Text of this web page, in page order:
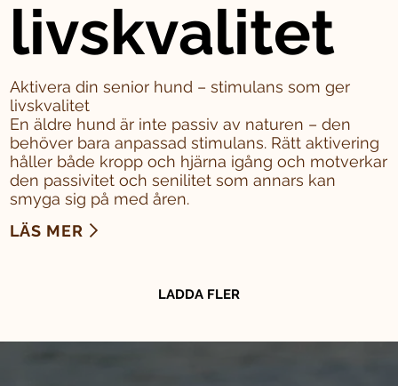
livskvalitet
Aktivera din senior hund – stimulans som ger
livskvalitet
En äldre hund är inte passiv av naturen – den
behöver bara anpassad stimulans. Rätt aktivering
håller både kropp och hjärna igång och motverkar
den passivitet och senilitet som annars kan
smyga sig på med åren.
LÄS MER
LADDA FLER